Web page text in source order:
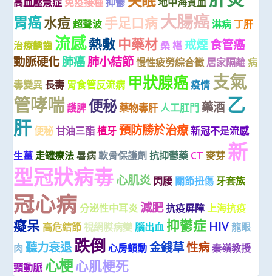
胃癌水痘 超聲波 手足口病大腸癌 淋病 丁肝
治療齲齒 流感熱敷 中藥材 桑 椹 戒煙食管癌
動脈硬化肺癌肺小結節慢性疲勞綜合徵 居家隔離 病
毒變異 長壽 胃食管反流病 甲狀腺癌 疫情 支氣
管哮喘 護脾 便秘 藥物毒肝 人工肛門 藥酒 乙
肝 便秘 甘油三酯 植牙 預防勝於治療新冠不是流感
生薑 走罐療法 暑病 軟骨保護劑 抗抑鬱藥 CT 麥芽 新
型冠狀病毒心肌炎 閃腰 關節扭傷 牙套族
冠心病 分泌性中耳炎 減肥抗疫屏障 上海抗疫
癡呆 高危結節 視網膜病變 腦出血 抑鬱症 HIV 龍眼
肉 聽力衰退跌倒 心房顫動 金錢草性病秦嶺教授
頸動脈 心梗心肌梗死